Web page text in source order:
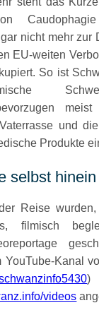
nicht mehr zur
EU-weiten
So ist
und
Produkte
selbst hinein
Reise
filmisch
YouTube-Kanal
)
videos